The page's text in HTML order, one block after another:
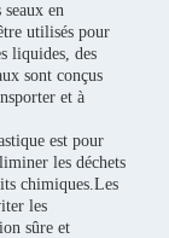
en
utilisés pour
liquides, des
sont conçus
et à
est pour
les déchets
chimiques.Les
les
sûre et